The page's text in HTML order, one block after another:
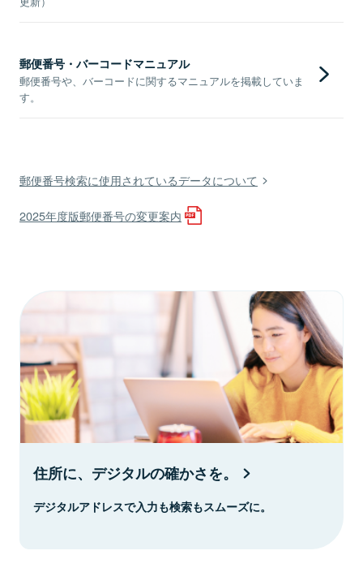
郵便番号・バーコードマニュアル
郵便番号や、バーコードに関するマニュアルを掲載していま
す。
郵便番号検索に使用されているデータについて
2025年度版郵便番号の変更案内
住所に、デジタルの確かさを。
デジタルアドレスで入力も検索もスムーズに。